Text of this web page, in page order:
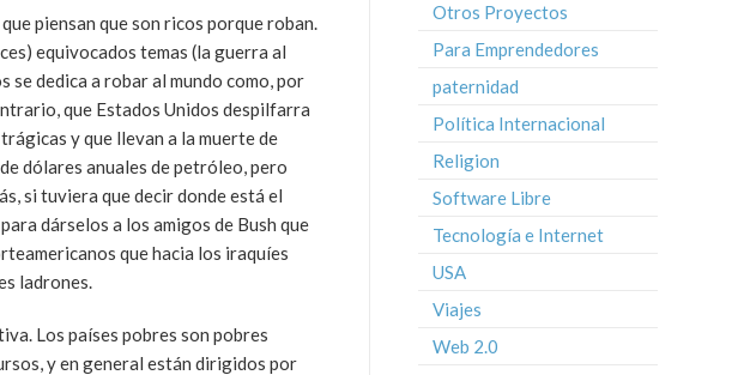
piensan que son ricos porque roban.
equivocados temas (la guerra al
se dedica a robar al mundo como, por
que Estados Unidos despilfarra
y que llevan a la muerte de
dólares anuales de petróleo, pero
si tuviera que decir donde está el
dárselos a los amigos de Bush que
que hacia los iraquíes
ladrones.
Los países pobres son pobres
y en general están dirigidos por
Otros Proyectos
Para Emprendedores
paternidad
Política Internacional
Religion
Software Libre
Tecnología e Internet
USA
Viajes
Web 2.0